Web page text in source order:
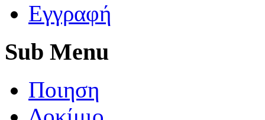
Εγγραφή
Sub Menu
Ποιηση